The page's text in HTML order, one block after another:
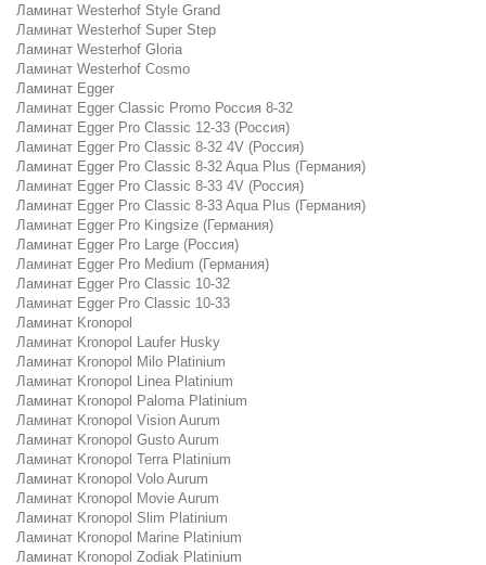
Ламинат Westerhof Style Grand
Ламинат Westerhof Super Step
Ламинат Westerhof Gloria
Ламинат Westerhof Cosmo
Ламинат Egger
Ламинат Egger Classic Promo Россия 8-32
Ламинат Egger Pro Classic 12-33 (Россия)
Ламинат Egger Pro Classic 8-32 4V (Россия)
Ламинат Egger Pro Classic 8-32 Aqua Plus (Германия)
Ламинат Egger Pro Classic 8-33 4V (Россия)
Ламинат Egger Pro Classic 8-33 Aqua Plus (Германия)
Ламинат Egger Pro Kingsize (Германия)
Ламинат Egger Pro Large (Россия)
Ламинат Egger Pro Medium (Германия)
Ламинат Egger Pro Classic 10-32
Ламинат Egger Pro Classic 10-33
Ламинат Kronopol
Ламинат Kronopol Laufer Husky
Ламинат Kronopol Milo Platinium
Ламинат Kronopol Linea Platinium
Ламинат Kronopol Paloma Platinium
Ламинат Kronopol Vision Aurum
Ламинат Kronopol Gusto Aurum
Ламинат Kronopol Terra Platinium
Ламинат Kronopol Volo Aurum
Ламинат Kronopol Movie Aurum
Ламинат Kronopol Slim Platinium
Ламинат Kronopol Marine Platinium
Ламинат Kronopol Zodiak Platinium